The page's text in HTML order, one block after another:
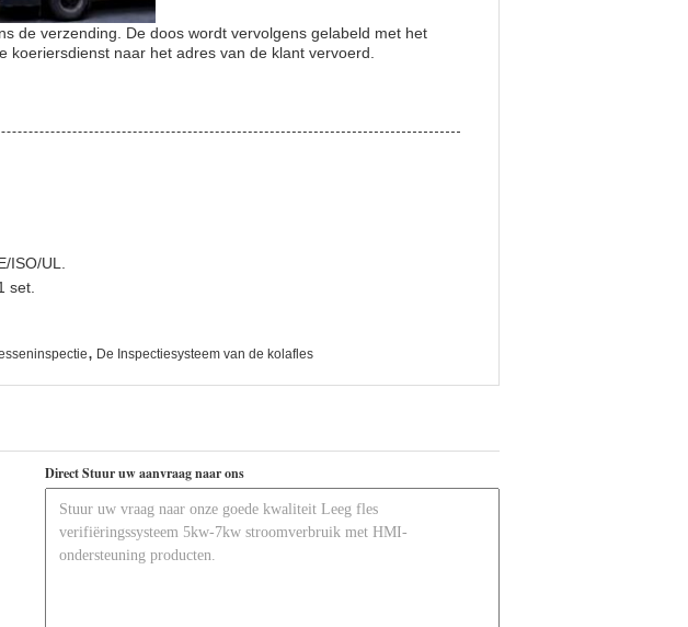
de verzending. De doos wordt vervolgens gelabeld met het
naar het adres van de klant vervoerd.
UL.
set.
, De Inspectiesysteem van de kolafles
Direct Stuur uw aanvraag naar ons